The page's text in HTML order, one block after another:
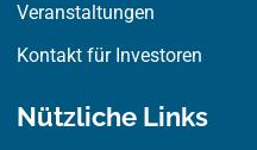
Veranstaltungen
Kontakt für Investoren
Nützliche Links